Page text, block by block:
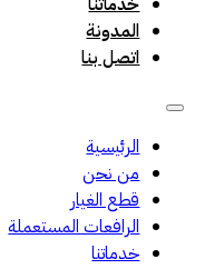
المدونة
اتصل بنا
الرئيسية
من نحن
قطع الغيار
الرافعات المستعملة
خدماتنا